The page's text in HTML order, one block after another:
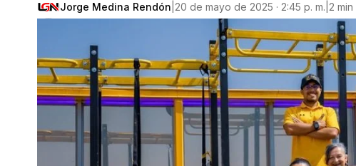
Jorge Medina Rendón 20 de mayo de 2025 · 2:45 p. m. 2